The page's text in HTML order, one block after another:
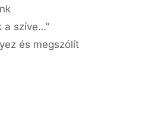
a szíve…”
és megszólít